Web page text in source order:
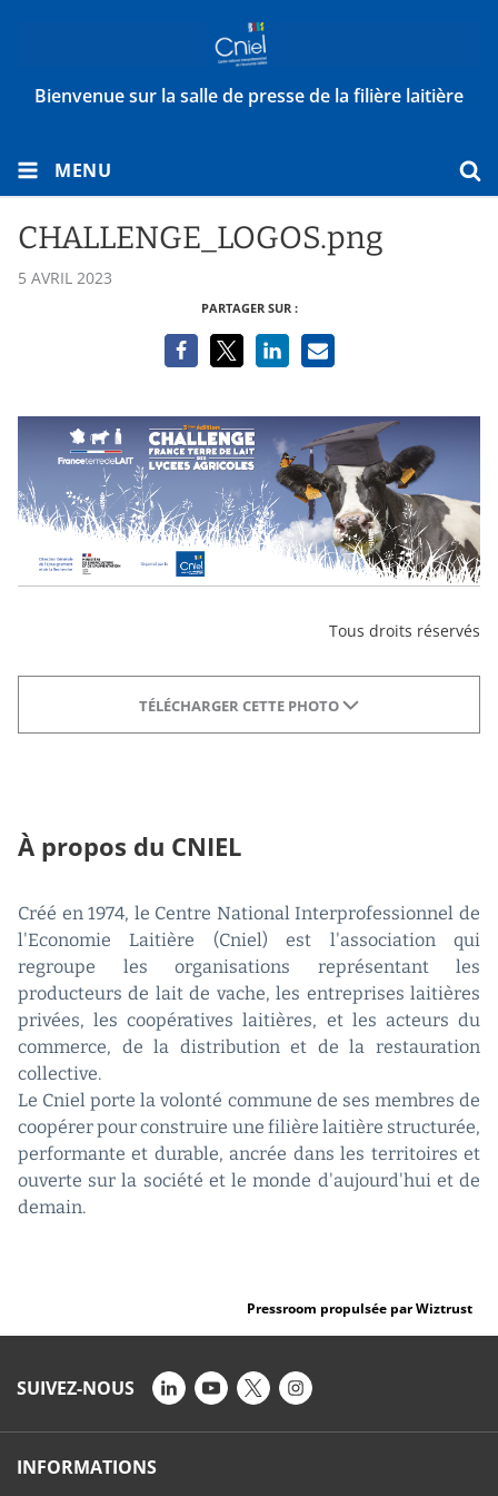
Bienvenue sur la salle de presse de la filière laitière
MENU
CHALLENGE_LOGOS.png
5 AVRIL 2023
PARTAGER SUR :
Tous droits réservés
TÉLÉCHARGER CETTE PHOTO
À propos du CNIEL
Créé en 1974, le Centre National Interprofessionnel de
l'Economie Laitière (Cniel) est l'association qui
regroupe les organisations représentant les
producteurs de lait de vache, les entreprises laitières
privées, les coopératives laitières, et les acteurs du
commerce, de la distribution et de la restauration
collective.
Le Cniel porte la volonté commune de ses membres de
coopérer pour construire une filière laitière structurée,
performante et durable, ancrée dans les territoires et
ouverte sur la société et le monde d'aujourd'hui et de
demain.
Pressroom propulsée par Wiztrust
SUIVEZ-NOUS
INFORMATIONS